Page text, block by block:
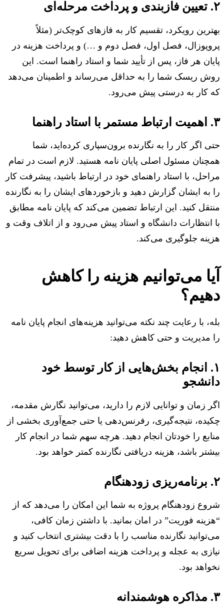
۲. تعیین فازبندی و پرداخت مرحله‌ای
بهترین رویکرد، تقسیم کار به فازهای کوچک‌تر (مثلاً
پروپوزال، فصل اول، فصل دوم و …) و پرداخت هزینه در
پایان هر فاز، پس از تأیید شما و استاد راهنما است. این
روش ریسک شما را به حداقل می‌رساند و اطمینان می‌دهد
که کار به درستی پیش می‌رود.
۳. اهمیت ارتباط مستمر با استاد راهنما
حتی اگر کار را به نگارنده برون‌سپاری کرده‌اید، شما
همچنان مسئول اصلی پایان نامه هستید. لازم است در تمام
مراحل، با استاد راهنمای خود در ارتباط باشید، پیشرفت کار
را به ایشان گزارش دهید و بازخوردهای ایشان را به نگارنده
منتقل کنید. این ارتباط تضمین می‌کند که پایان نامه مطابق
با انتظارات دانشگاه و استاد پیش می‌رود و از اتلاف وقت و
هزینه جلوگیری می‌کند.
آیا می‌توانیم هزینه را کاهش
دهیم؟
بله، با رعایت چند نکته می‌توانید هزینه‌های انجام پایان نامه
را مدیریت و حتی کاهش دهید:
۱. انجام بخش‌هایی از کار توسط خود
دانشجو
اگر زمان و توانایی لازم را دارید، می‌توانید نگارش مقدمه،
چکیده، نتیجه‌گیری، رفرنس‌دهی یا حتی جمع‌آوری بخشی از
منابع را خودتان انجام دهید. هرچه سهم شما در انجام کار
بیشتر باشد، هزینه دریافتی نگارنده کمتر خواهد بود.
۲. برنامه‌ریزی زودهنگام
شروع زودهنگام پروژه به شما این امکان را می‌دهد که از
“هزینه فوریت” در امان بمانید. با داشتن زمان کافی،
می‌توانید نگارنده مناسب را با دقت بیشتری انتخاب کنید و
نیازی به عجله و پرداخت هزینه اضافی برای تحویل سریع
نخواهد بود.
۳. مذاکره هوشمندانه